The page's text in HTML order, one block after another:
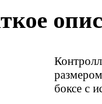
боксе с